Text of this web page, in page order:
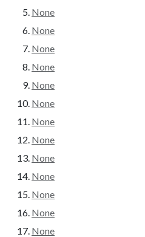
None
None
None
None
None
None
None
None
None
None
None
None
None